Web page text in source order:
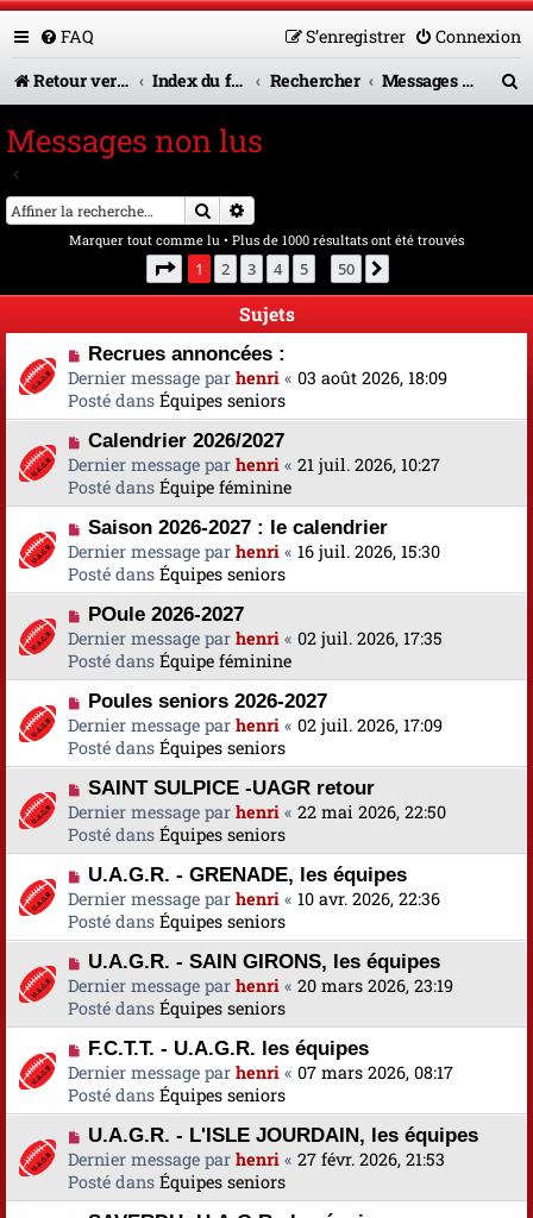
FAQ Connexion
S’enregistrer
Retour vers le site U.A.G.R.
Index du forum Rechercher Messages non lus
c
h
Messages non lus
Rechercher
Marquer tout comme lu • Plus de 1000 résultats ont été trouvés
Page 1sur50
1 2 3 4 5 50
Sujets
N
o
u
v
e
a
u
m
e
s
s
a
g
e
Recrues annoncées :
Dernier message par henri « 03 août 2026, 18:09
Posté dans Équipes seniors
N
o
u
v
e
a
u
m
e
s
s
a
g
e
Calendrier 2026/2027
Dernier message par henri « 21 juil. 2026, 10:27
Posté dans Équipe féminine
N
o
u
v
e
a
u
m
e
s
s
a
g
e
Saison 2026-2027 : le calendrier
Dernier message par henri « 16 juil. 2026, 15:30
Posté dans Équipes seniors
N
o
u
v
e
a
u
m
e
s
s
a
g
e
POule 2026-2027
Dernier message par henri « 02 juil. 2026, 17:35
Posté dans Équipe féminine
N
o
u
v
e
a
u
m
e
s
s
a
g
e
Poules seniors 2026-2027
Dernier message par henri « 02 juil. 2026, 17:09
Posté dans Équipes seniors
N
o
u
v
e
a
u
m
e
s
s
a
g
e
SAINT SULPICE -UAGR retour
Dernier message par henri « 22 mai 2026, 22:50
Posté dans Équipes seniors
N
o
u
v
e
a
u
m
e
s
s
a
g
e
U.A.G.R. - GRENADE, les équipes
Dernier message par henri « 10 avr. 2026, 22:36
Posté dans Équipes seniors
N
o
u
v
e
a
u
m
e
s
s
a
U.A.G.R. - SAIN GIRONS, les équipes
Dernier message par henri « 20 mars 2026, 23:19
Posté dans Équipes seniors
N
o
u
v
e
a
u
m
F.C.T.T. - U.A.G.R. les équipes
Dernier message par henri « 07 mars 2026, 08:17
Posté dans Équipes seniors
N
o
u
v
U.A.G.R. - L'ISLE JOURDAIN, les équipes
Dernier message par henri « 27 févr. 2026, 21:53
Posté dans Équipes seniors